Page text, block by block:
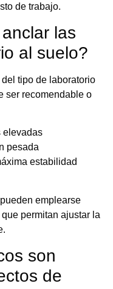
de trabajo.
las
al suelo?
tipo de laboratorio
ser recomendable o
elevadas
pesada
estabilidad
emplearse
permitan ajustar la
son
de